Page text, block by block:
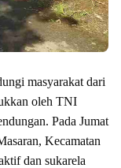
masyarakat dari
oleh TNI
Pada Jumat
Kecamatan
dan sukarela